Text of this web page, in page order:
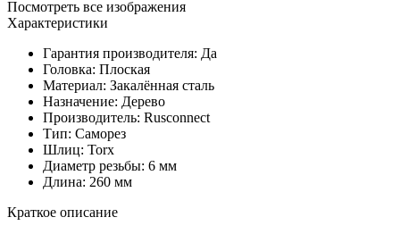
Посмотреть все изображения
Характеристики
Гарантия производителя: Да
Головка: Плоская
Материал: Закалённая сталь
Назначение: Дерево
Производитель: Rusconnect
Тип: Саморез
Шлиц: Torx
Диаметр резьбы: 6 мм
Длина: 260 мм
Краткое описание